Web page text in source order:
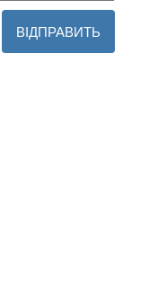
ВІДПРАВИТЬ